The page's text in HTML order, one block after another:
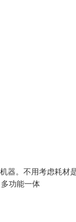
器。不用考虑耗材
功能一体